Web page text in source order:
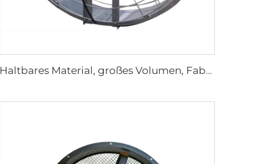
Haltbares Material, großes Volumen, Fabrikpreis, hohe Qualität, 950mm runder wandmontierter Lüftungsventilator für Kuhställe